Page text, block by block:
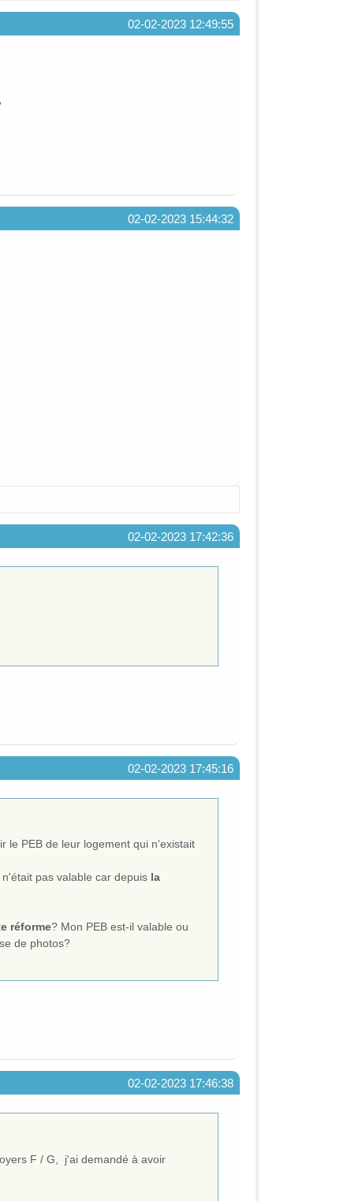
02-02-2023 12:49:55
02-02-2023 15:44:32
02-02-2023 17:42:36
02-02-2023 17:45:16
le PEB de leur logement qui n'existait
pas valable car depuis la
réforme? Mon PEB est-il valable ou
de photos?
02-02-2023 17:46:38
F / G, j'ai demandé à avoir